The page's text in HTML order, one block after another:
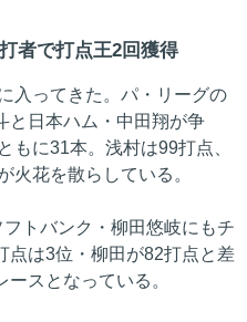
者で打点王2回獲得
入ってきた。パ・リーグの
と日本ハム・中田翔が争
もに31本。浅村は99打点、
火花を散らしている。
トバンク・柳田悠岐にもチ
点は3位・柳田が82打点と差
スとなっている。